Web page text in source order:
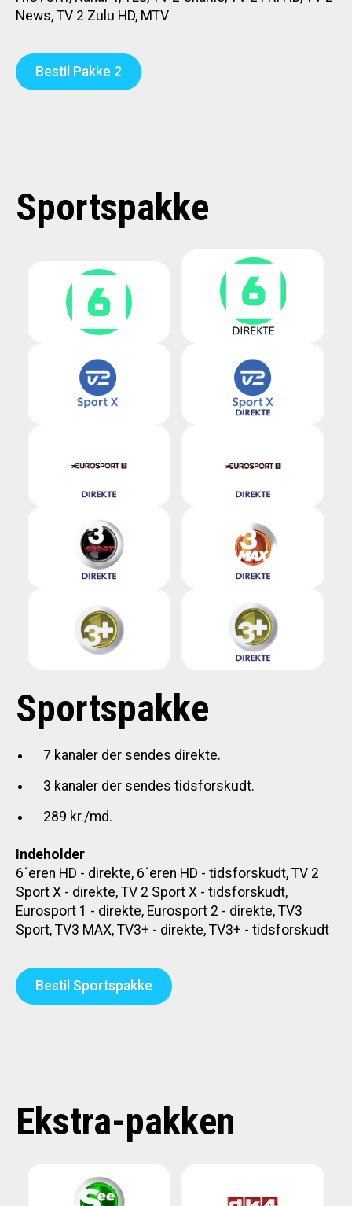
News, TV 2 Zulu HD, MTV
Bestil Pakke 2
Sportspakke
Sportspakke
7 kanaler der sendes direkte.
3 kanaler der sendes tidsforskudt.
289 kr./md.
Indeholder
6´eren HD - direkte, 6´eren HD - tidsforskudt, TV 2
Sport X - direkte, TV 2 Sport X - tidsforskudt,
Eurosport 1 - direkte, Eurosport 2 - direkte, TV3
Sport, TV3 MAX, TV3+ - direkte, TV3+ - tidsforskudt
Bestil Sportspakke
Ekstra-pakken